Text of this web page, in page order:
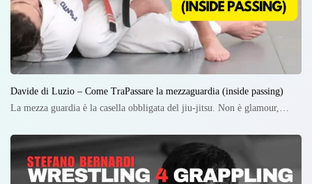
Davide di Luzio – Come TraPassare la mezzaguardia (inside passing)
La mezza guardia è la casella obbligata del jiu-jitsu. Non è glamour,…